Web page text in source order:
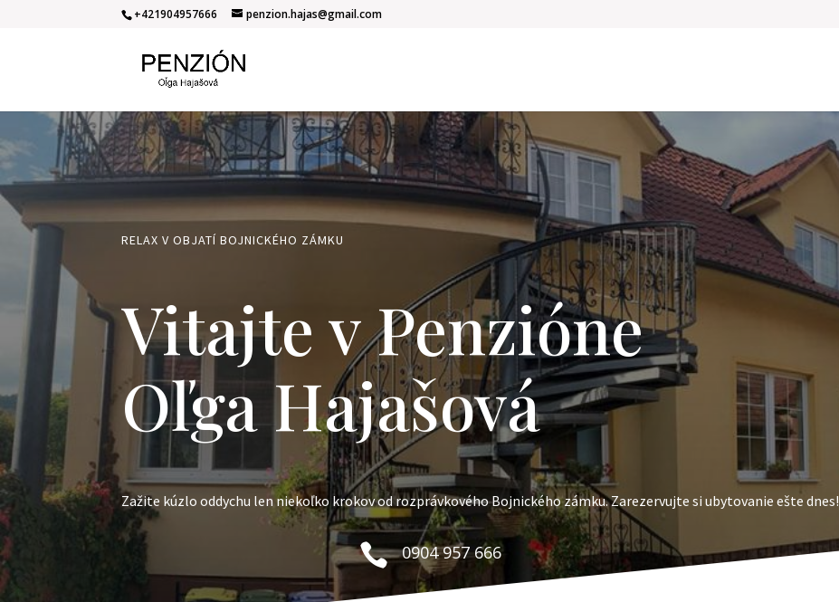
+421904957666 penzion.hajas@gmail.com
RELAX V OBJATÍ BOJNICKÉHO ZÁMKU
Vitajte v Penzióne
Oľga Hajašová
Zažite kúzlo oddychu len niekoľko krokov od rozprávkového Bojnického zámku. Zarezervujte si ubytovanie ešte dnes!
 0904 957 666